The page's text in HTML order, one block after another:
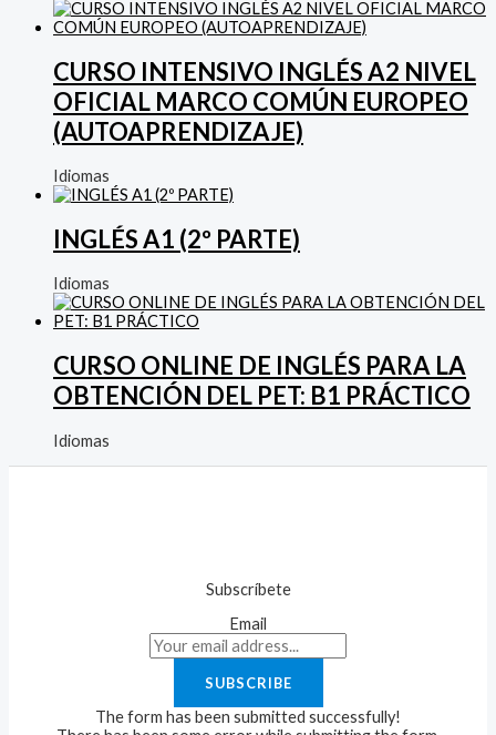
CURSO INTENSIVO INGLÉS A2 NIVEL
OFICIAL MARCO COMÚN EUROPEO
(AUTOAPRENDIZAJE)
Idiomas
INGLÉS A1 (2º PARTE)
Idiomas
CURSO ONLINE DE INGLÉS PARA LA
OBTENCIÓN DEL PET: B1 PRÁCTICO
Idiomas
Subscríbete
Email
SUBSCRIBE
The form has been submitted successfully!